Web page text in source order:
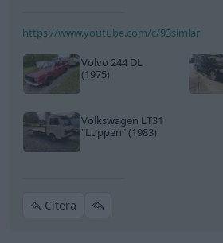
https://www.youtube.com/c/93simlar
Volvo 244 DL
(1975)
Volkswagen LT31
"Luppen"(1983)
Citera